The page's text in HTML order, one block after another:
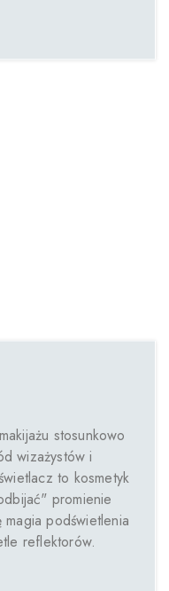
stosunkowo
wizażystów i
to kosmetyk
promienie
podświetlenia
reflektorów.